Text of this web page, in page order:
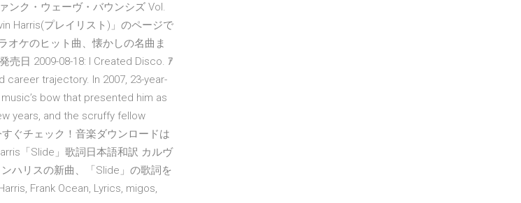
ンク・ウェーヴ・バウンシズ Vol.
Harris(プレイリスト)」のページで
オケのヒット曲、懐かしの名曲ま
売日 2009-08-18: I Created Disco. ｱ
career trajectory. In 2007, 23-year-
bow that presented him as
years, and the scruffy fellow
ぐチェック！音楽ダウンロードは
「Slide」歌詞日本語和訳 カルヴ
ハリスの新曲、「Slide」の歌詞を
Frank Ocean, Lyrics, migos,